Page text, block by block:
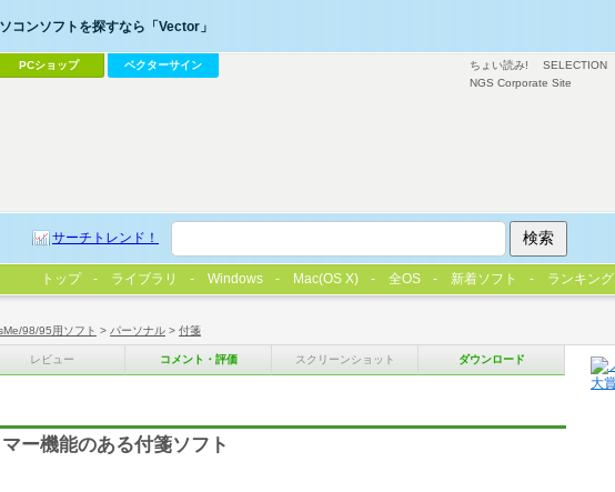
98/95用ソフト > パーソナル > 付箋
レビュー コメント・評価 スクリーンショット ダウンロード
ー機能のある付箋ソフト
ちょい読み! SELECTION
NGS Corporate Site
コンソフトを探すなら「Vector」
PCショップ ベクターサイン
サーチトレンド！
トップ ライブラリ Windows Mac(OS X) 全OS 新着ソフト ランキング